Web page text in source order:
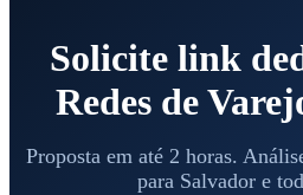
Solicite link
Redes de
Proposta em até 2 horas.
para Salvador e